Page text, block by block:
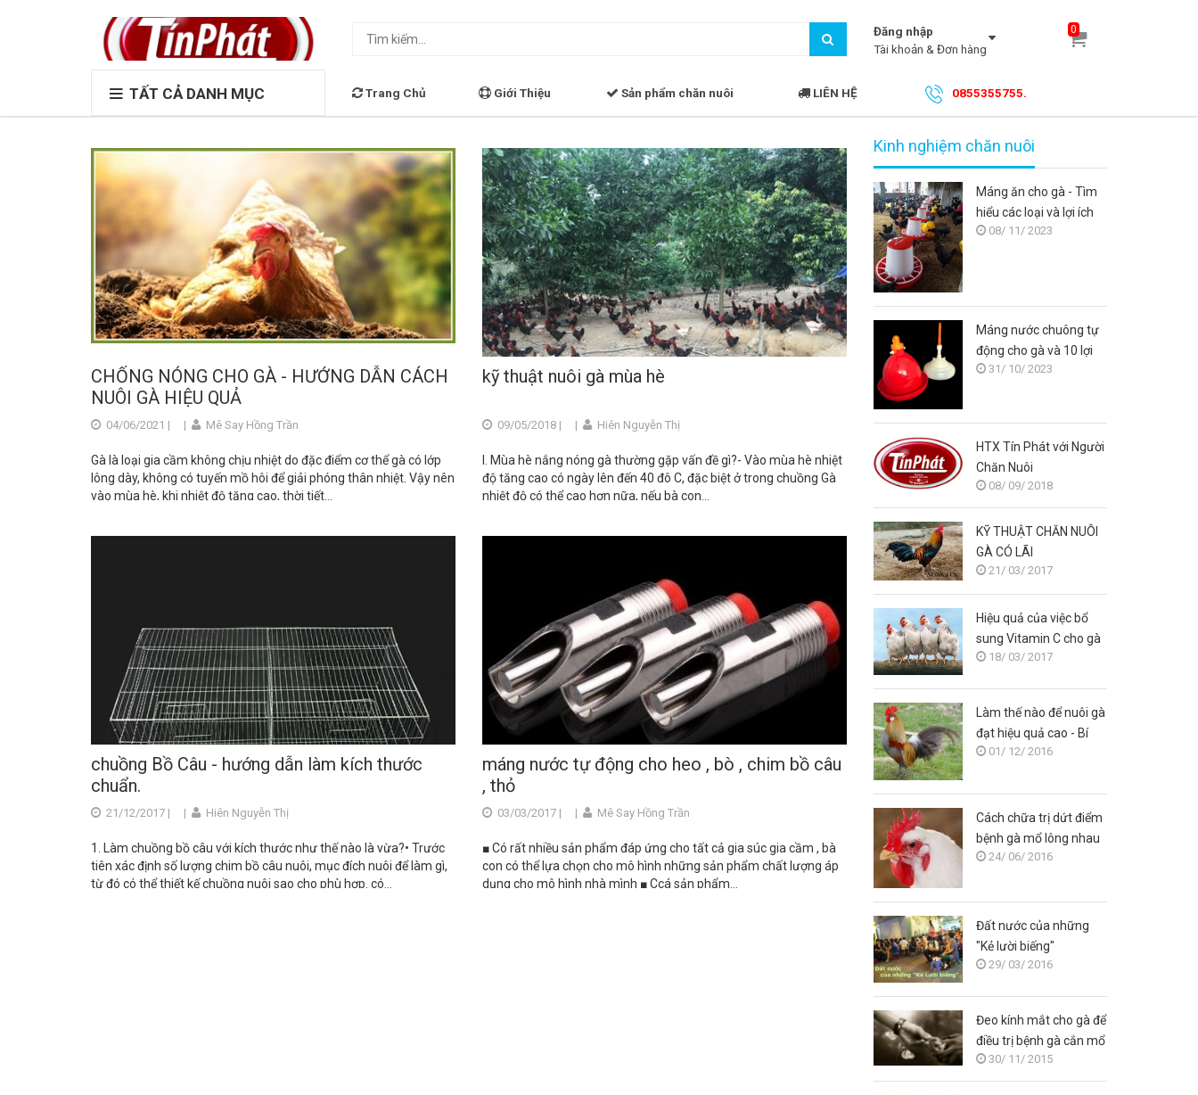
Đăng nhập
Tài khoản & Đơn hàng
0
TẤT CẢ DANH MỤC Trang Chủ Giới Thiệu Sản phẩm chăn nuôi LIÊN HỆ 0855355755.
CHỐNG NÓNG CHO GÀ - HƯỚNG DẪN CÁCH
NUÔI GÀ HIỆU QUẢ
04/06/2021 | | Mê Say Hồng Trần
Gà là loại gia cầm không chịu nhiệt do đặc điểm cơ thể gà có lớp
lông dày, không có tuyến mồ hôi để giải phóng thân nhiệt. Vậy nên
vào mùa hè, khi nhiệt độ tăng cao, thời tiết...
kỹ thuật nuôi gà mùa hè
09/05/2018 | | Hiên Nguyễn Thị
I. Mùa hè nắng nóng gà thường gặp vấn đề gì?- Vào mùa hè nhiệt
độ tăng cao có ngày lên đến 40 đô C, đặc biệt ở trong chuồng Gà
nhiệt độ có thể cao hơn nữa, nếu bà con...
chuồng Bồ Câu - hướng dẫn làm kích thước
chuẩn.
21/12/2017 | | Hiên Nguyễn Thị
1. Làm chuồng bồ câu với kích thước như thế nào là vừa?• Trước
tiên xác định số lượng chim bồ câu nuôi, mục đích nuôi để làm gì,
từ đó có thể thiết kế chuồng nuôi sao cho phù hợp. có...
máng nước tự động cho heo , bò , chim bồ câu
, thỏ
03/03/2017 | | Mê Say Hồng Trần
■ Có rất nhiều sản phẩm đáp ứng cho tất cả gia súc gia cầm , bà
con có thể lựa chọn cho mô hình những sản phẩm chất lượng áp
dụng cho mô hình nhà mình ■ Ccá sản phẩm...
Kinh nghiệm chăn nuôi
Máng ăn cho gà - Tìm
hiểu các loại và lợi ích
của việc sử dụng máng
08/ 11/ 2023
Máng nước chuông tự
động cho gà và 10 lợi
ích khi sử dụng
31/ 10/ 2023
HTX Tín Phát với Người
Chăn Nuôi
08/ 09/ 2018
KỸ THUẬT CHĂN NUÔI
GÀ CÓ LÃI
21/ 03/ 2017
Hiệu quả của việc bổ
sung Vitamin C cho gà
18/ 03/ 2017
Làm thế nào để nuôi gà
đạt hiệu quả cao - Bí
quyết nuôi gà
01/ 12/ 2016
Cách chữa trị dứt điểm
bệnh gà mổ lông nhau
24/ 06/ 2016
Đất nước của những
"Kẻ lười biếng"
29/ 03/ 2016
Đeo kính mắt cho gà để
điều trị bệnh gà cắn mổ
nhau
30/ 11/ 2015